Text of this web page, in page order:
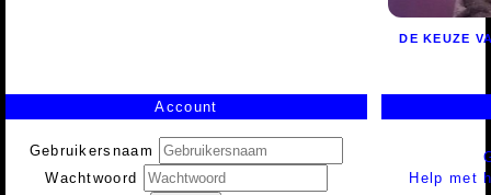
DE KEUZE
Account
Gebruikersnaam
Wachtwoord
Help met